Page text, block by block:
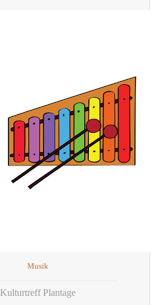
Musik
Kulturtreff Plantage